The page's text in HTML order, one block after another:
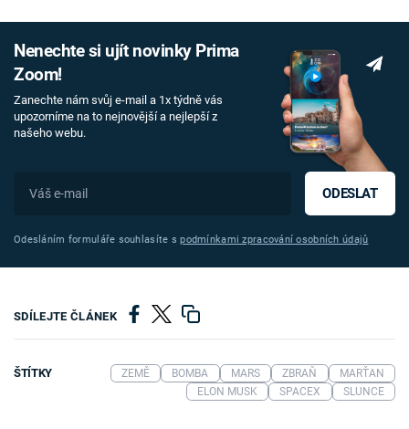
Nenechte si ujít novinky Prima
Zoom!
Zanechte nám svůj e-mail a 1x týdně vás
upozorníme na to nejnovější a nejlepší z
našeho webu.
ODESLAT
Odesláním formuláře souhlasíte spodmínkami zpracování osobních údajů
SDÍLEJTE ČLÁNEK
ŠTÍTKY ZEMĚ BOMBA MARS ZBRAŇ
MARŤAN
ELON MUSK
SPACEX SLUNCE